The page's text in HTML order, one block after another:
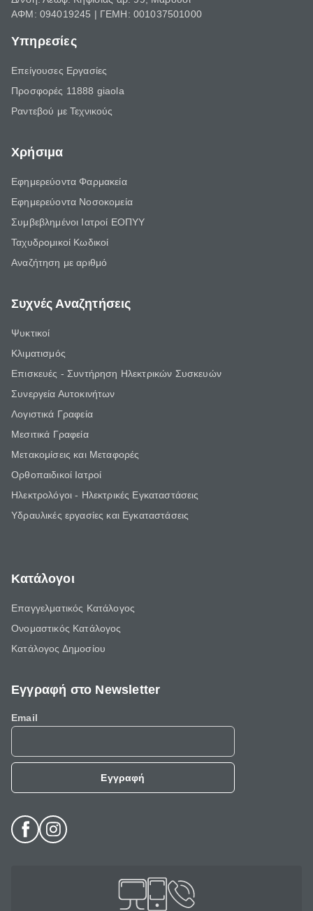
ΑΦΜ: 094019245 | ΓΕΜΗ: 001037501000
Υπηρεσίες
Επείγουσες Εργασίες
Προσφορές 11888 giaola
Ραντεβού με Τεχνικούς
Χρήσιμα
Εφημερεύοντα Φαρμακεία
Εφημερεύοντα Νοσοκομεία
Συμβεβλημένοι Ιατροί ΕΟΠΥΥ
Ταχυδρομικοί Κωδικοί
Αναζήτηση με αριθμό
Συχνές Αναζητήσεις
Ψυκτικοί
Κλιματισμός
Επισκευές - Συντήρηση Ηλεκτρικών Συσκευών
Συνεργεία Αυτοκινήτων
Λογιστικά Γραφεία
Μεσιτικά Γραφεία
Μετακομίσεις και Μεταφορές
Ορθοπαιδικοί Ιατροί
Ηλεκτρολόγοι - Ηλεκτρικές Εγκαταστάσεις
Υδραυλικές εργασίες και Εγκαταστάσεις
Κατάλογοι
Επαγγελματικός Κατάλογος
Ονομαστικός Κατάλογος
Κατάλογος Δημοσίου
Εγγραφή στο Newsletter
Email
Εγγραφή